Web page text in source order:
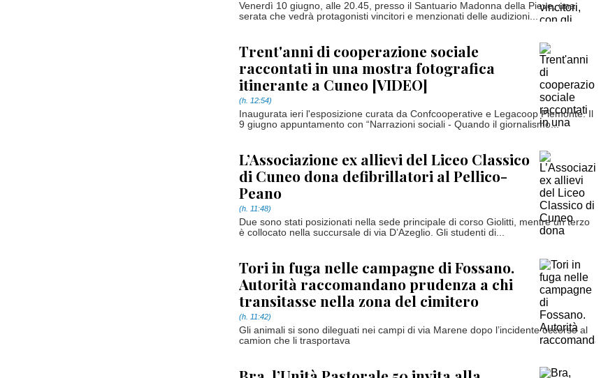
Venerdì 10 giugno, alle 20.45, presso il Santuario Madonna della Pieve, una
serata che vedrà protagonisti vincitori e menzionati delle audizioni...
Trent'anni di cooperazione sociale
raccontati in una mostra fotografica
itinerante a Cuneo [VIDEO]
(h. 12:54)
Inaugurata ieri l'esposizione curata da Confcooperative e Legacoop Piemonte. Il
9 giugno appuntamento con “Narrazioni sociali - Quando il giornalismo...
L’Associazione ex allievi del Liceo Classico
di Cuneo dona defibrillatori al Pellico-
Peano
(h. 11:48)
Due sono stati posizionati nella sede principale di corso Giolitti, mentre un terzo
è collocato nella succursale di via D’Azeglio. Gli studenti di...
Tori in fuga nelle campagne di Fossano.
Autorità raccomandano prudenza a chi
transitasse nella zona del cimitero
(h. 11:42)
Gli animali si sono dileguati nei campi di via Marene dopo l’incidente occorso al
camion che li trasportava